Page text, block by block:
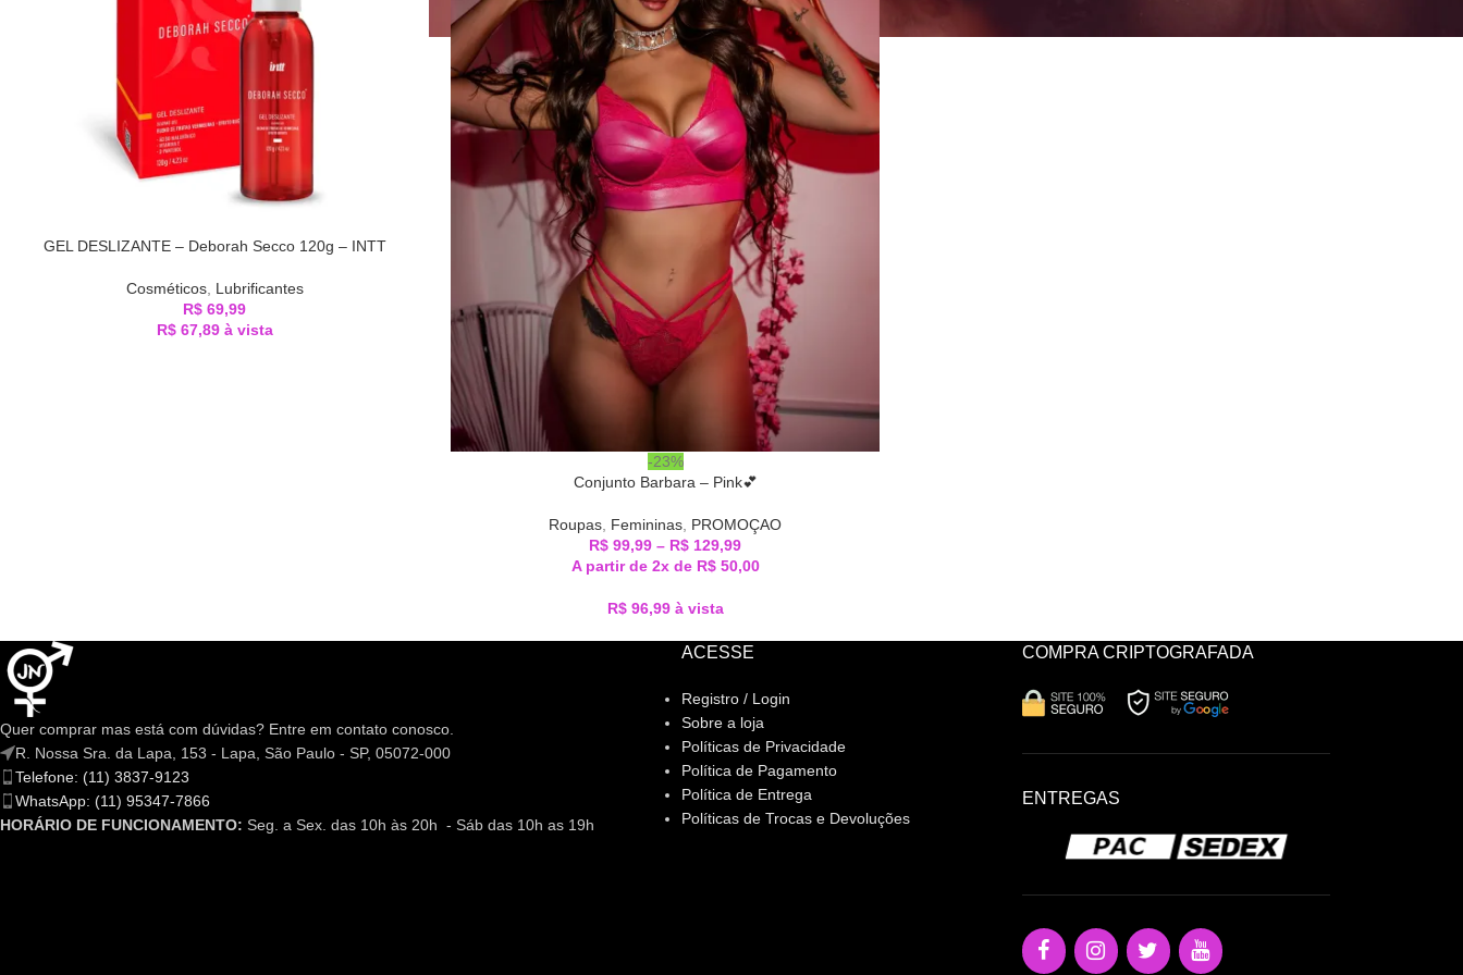
GEL DESLIZANTE – Deborah Secco 120g – INTT
Cosméticos, Lubrificantes
R$ 69,99
R$67,89 à vista
-23%
Conjunto Barbara – Pink💕
Roupas Femininas PROMOÇAO
R$ 99,99 – R$ 129,99
A partir de 2x de R$50,00
R$96,99 à vista
Quer comprar mas está com dúvidas? Entre em contato conosco.
R. Nossa Sra. da Lapa, 153 - Lapa, São Paulo - SP, 05072-000
Telefone: (11) 3837-9123
WhatsApp: (11) 95347-7866
HORÁRIO DE FUNCIONAMENTO: Seg. a Sex. das 10h às 20h - Sáb das 10h as 19h
ACESSE
Registro / Login
Sobre a loja
Políticas de Privacidade
Política de Pagamento
Política de Entrega
Políticas de Trocas e Devoluções
COMPRA CRIPTOGRAFADA
ENTREGAS